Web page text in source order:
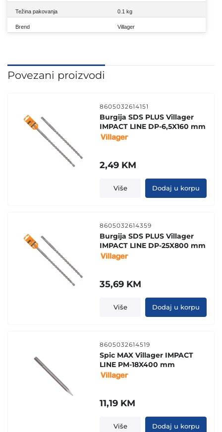
Težina pakovanja 0.1 kg
Brend Villager
Povezani proizvodi
8605032614151
Burgija SDS PLUS Villager
IMPACT LINE DP-6,5X160 mm
2,49 KM
Više Dodaj u korpu
8605032614359
Burgija SDS PLUS Villager
IMPACT LINE DP-25X800 mm
35,69 KM
Više Dodaj u korpu
8605032614519
Spic MAX Villager IMPACT
LINE PM-18X400 mm
11,19 KM
Više Dodaj u korpu